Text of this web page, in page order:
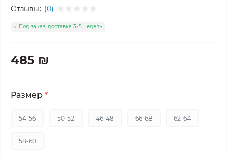
Отзывы: (0)
Под заказ, доставка 3-5 недель
485 ₪
Размер *
54-56 50-52 46-48 66-68 62-64
58-60